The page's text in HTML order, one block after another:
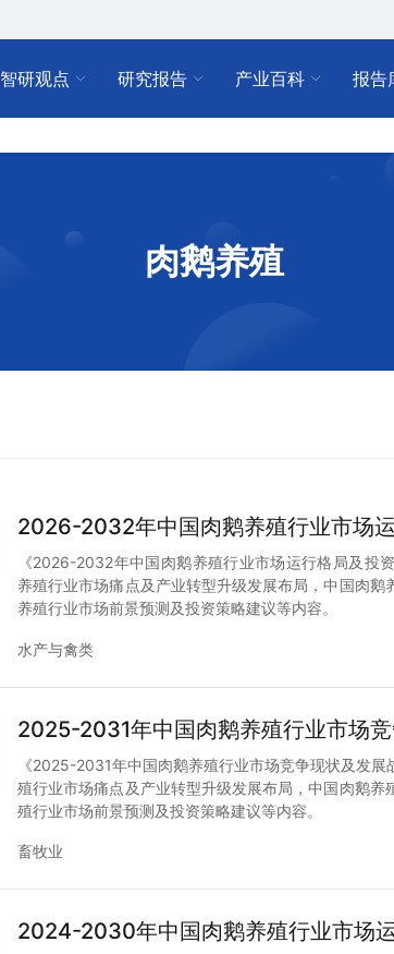
智研观点 研究报告 产业百科 报告
肉鹅养殖
2026-2032年中国肉鹅养殖行业市场
《2026-2032年中国肉鹅养殖行业市场运行格局及投
养殖行业市场痛点及产业转型升级发展布局，中国肉
养殖行业市场前景预测及投资策略建议等内容。
水产与禽类
2025-2031年中国肉鹅养殖行业市场
《2025-2031年中国肉鹅养殖行业市场竞争现状及发
殖行业市场痛点及产业转型升级发展布局，中国肉鹅
殖行业市场前景预测及投资策略建议等内容。
畜牧业
2024-2030年中国肉鹅养殖行业市场